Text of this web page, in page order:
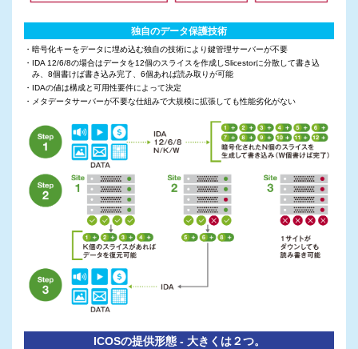
独自のデータ保護技術
・暗号化キーをデータに埋め込む独自の技術により鍵管理サーバーが不要
・IDA 12/6/8の場合はデータを12個のスライスを作成しSlicestorに分散して書き込
み、8個書けば書き込み完了、6個あれば読み取りが可能
・IDAの値は構成と可用性要件によって決定
・メタデータサーバーが不要な仕組みで大規模に拡張しても性能劣化がない
ICOSの提供形態 - 大きくは２つ。